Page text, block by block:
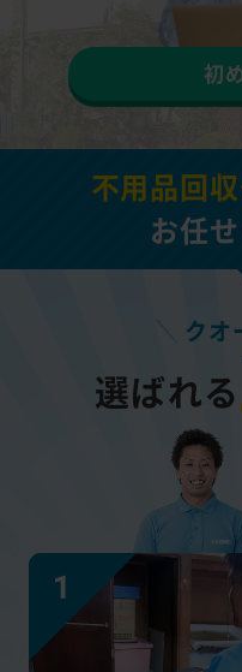
初
不用品回
お任
クオ
選ばれる